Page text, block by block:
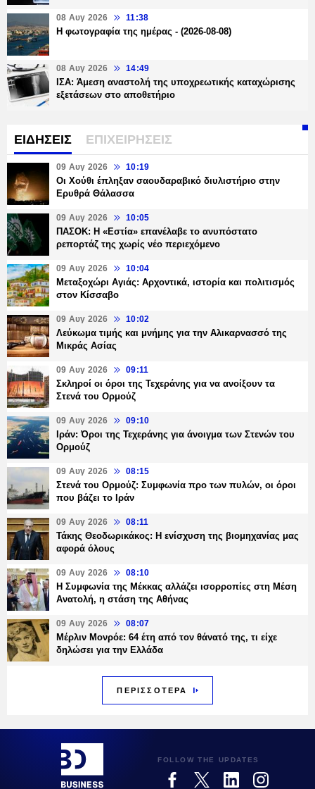
08 Αυγ 2026 11:38
Η φωτογραφία της ημέρας - (2026-08-08)
08 Αυγ 2026 14:49
ΙΣΑ: Άμεση αναστολή της υποχρεωτικής καταχώρισης
εξετάσεων στο αποθετήριο
ΕΙΔΗΣΕΙΣ ΕΠΙΧΕΙΡΗΣΕΙΣ
09 Αυγ 2026 10:19
Οι Χούθι έπληξαν σαουδαραβικό διυλιστήριο στην
Ερυθρά Θάλασσα
09 Αυγ 2026 10:05
ΠΑΣΟΚ: Η «Εστία» επανέλαβε το ανυπόστατο
ρεπορτάζ της χωρίς νέο περιεχόμενο
09 Αυγ 2026 10:04
Μεταξοχώρι Αγιάς: Αρχοντικά, ιστορία και πολιτισμός
στον Κίσσαβο
09 Αυγ 2026 10:02
Λεύκωμα τιμής και μνήμης για την Αλικαρνασσό της
Μικράς Ασίας
09 Αυγ 2026 09:11
Σκληροί οι όροι της Τεχεράνης για να ανοίξουν τα
Στενά του Ορμούζ
09 Αυγ 2026 09:10
Ιράν: Όροι της Τεχεράνης για άνοιγμα των Στενών του
Ορμούζ
09 Αυγ 2026 08:15
Στενά του Ορμούζ: Συμφωνία προ των πυλών, οι όροι
που βάζει το Ιράν
09 Αυγ 2026 08:11
Τάκης Θεοδωρικάκος: Η ενίσχυση της βιομηχανίας μας
αφορά όλους
09 Αυγ 2026 08:10
Η Συμφωνία της Μέκκας αλλάζει ισορροπίες στη Μέση
Ανατολή, η στάση της Αθήνας
09 Αυγ 2026 08:07
Μέρλιν Μονρόε: 64 έτη από τον θάνατό της, τι είχε
δηλώσει για την Ελλάδα
ΠΕΡΙΣΣΟΤΕΡΑ
FOLLOW THE UPDATES